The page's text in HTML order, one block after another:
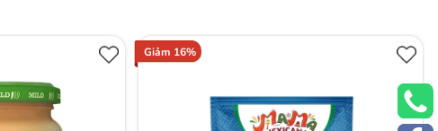
Giảm 16%